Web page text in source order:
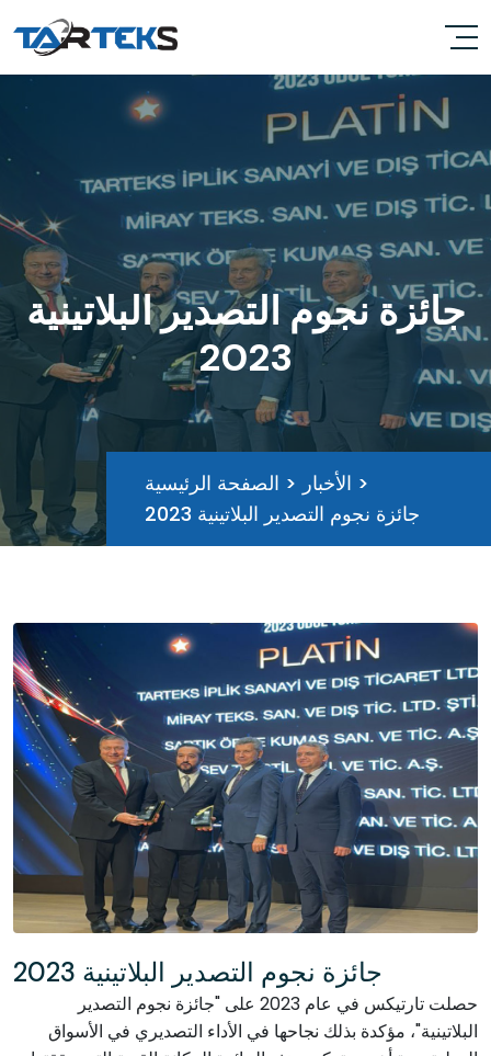
جائزة نجوم التصدير البلاتينية
2023
الصفحة الرئيسية > الأخبار >
جائزة نجوم التصدير البلاتينية 2023
جائزة نجوم التصدير البلاتينية 2023
حصلت تارتيكس في عام 2023 على "جائزة نجوم التصدير
البلاتينية"، مؤكدة بذلك نجاحها في الأداء التصديري في الأسواق